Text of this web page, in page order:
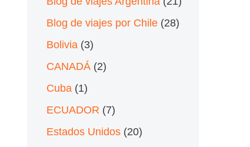
Blog de viajes por Chile(28)
Bolivia(3)
CANADÁ(2)
Cuba(1)
ECUADOR (7)
Estados Unidos(20)